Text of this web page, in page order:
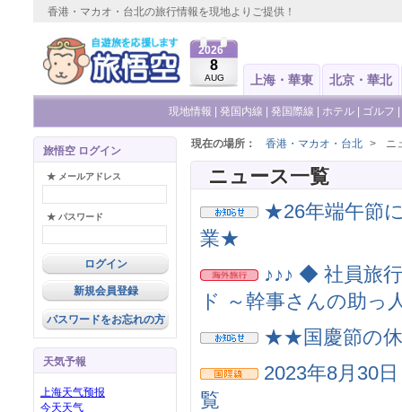
香港・マカオ・台北の旅行情報を現地よりご提供！
2026
8
AUG 上海・華東 北京・華北
現地情報 発国内線 発国際線 ホテル ゴルフ
旅悟空 ログイン
★ メールアドレス
★ パスワード
新規会員登録
パスワードをお忘れの方
天気予報
現在の場所： 香港・マカオ・台北 > ニ
ニュース一覧
★26年端午節
業★
♪♪♪ ◆ 社員旅
ド ～幹事さんの助っ
★★国慶節の
2023年8月30
覧